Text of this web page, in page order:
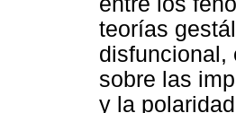
teorías
disfuncional,
sobre las
y la